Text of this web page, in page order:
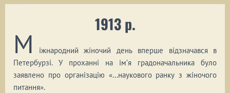
М
іжнародний жіночий день вперше відзначався в
Петербурзі. У проханні на ім’я градоначальника було
заявлено про організацію «…наукового ранку з жіночого
питання».
1913 р.